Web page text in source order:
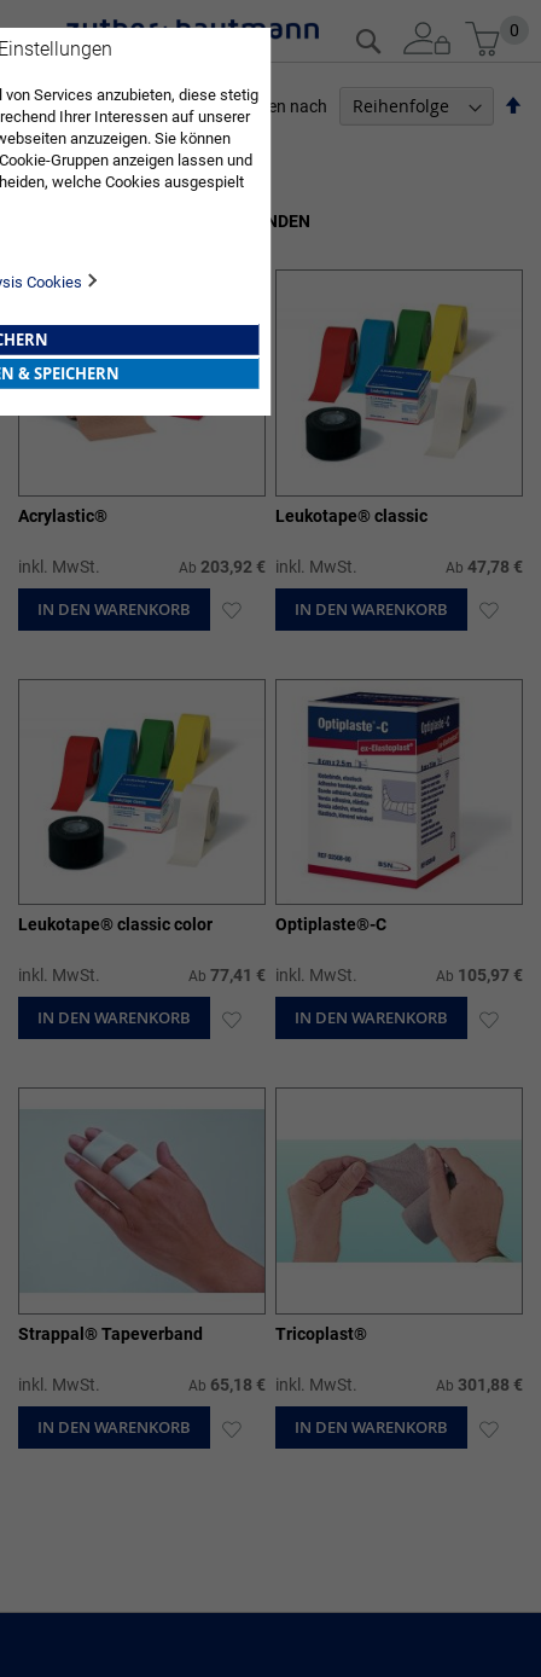
Zum
Inhalt
0
Suche
6Elemente
Sortieren nach
TAPE VERBÄNDE & PFLASTERBINDEN
Acrylastic®
inkl. MwSt. Ab 203,92 €
IN DEN WARENKORB ZUR
HINZUFÜGEN
Leukotape® classic
inkl. MwSt. Ab 47,78 €
IN DEN WARENKORB ZUR
Leukotape® classic color
inkl. MwSt. Ab 77,41 €
IN DEN WARENKORB ZUR
Optiplaste®-C
inkl. MwSt. Ab 105,97 €
IN DEN WARENKORB ZUR
Strappal® Tapeverband
inkl. MwSt. Ab 65,18 €
IN DEN WARENKORB ZUR
Tricoplast®
inkl. MwSt. Ab 301,88 €
IN DEN WARENKORB ZUR
ARZTBEDARF
Services anzubieten, diese stetig
Ihrer Interessen auf unserer
anzuzeigen. Sie können
Gruppen anzeigen lassen und
welche Cookies ausgespielt
Cookies
& SPEICHERN